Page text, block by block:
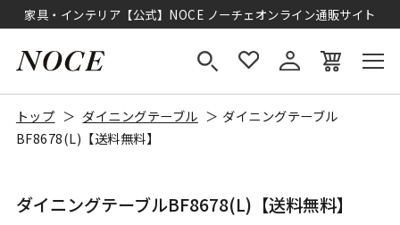
家具・インテリア【公式】NOCE ノーチェオンライン通販サイト
トップ ダイニングテーブル
ダイニングテーブル
BF8678(L)【送料無料】
ダイニングテーブルBF8678(L)【送料無料】